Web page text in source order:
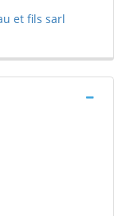
et fils sarl